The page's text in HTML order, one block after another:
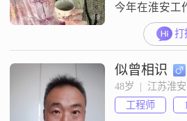
今年在淮安工
##3002##我
月收入在
接受89年
是体制内的
##3002##超过
关于我的性格
人意##3002
打
似曾相识
48岁  |  江苏淮
工程师